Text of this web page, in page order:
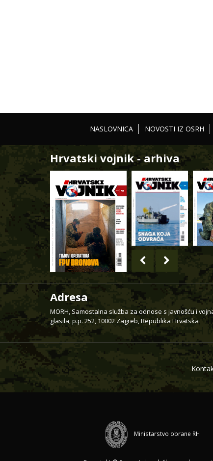
NASLOVNICA NOVOSTI IZ OSRH
Hrvatski vojnik - arhiva
Adresa
MORH, Samostalna služba za odnose s javnošću i
glasila, p.p. 252, 10002 Zagreb, Republika Hrvatska
Ministarstvo obrane RH